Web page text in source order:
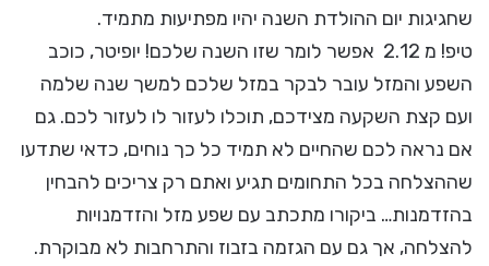
שחגיגות יום ההולדת השנה יהיו מפתיעות מתמיד.
טיפ! מ 2.12 אפשר לומר שזו השנה שלכם! יופיטר, כוכב
השפע והמזל עובר לבקר במזל שלכם למשך שנה שלמה
ועם קצת השקעה מצידכם, תוכלו לעזור לו לעזור לכם. גם
אם נראה לכם שהחיים לא תמיד כל כך נוחים, כדאי שתדעו
שההצלחה בכל התחומים תגיע ואתם רק צריכים להבחין
בהזדמנות… ביקורו מתכתב עם שפע מזל והזדמנויות
להצלחה, אך גם עם הגזמה בזבוז והתרחבות לא מבוקרת.